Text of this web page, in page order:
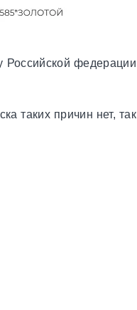
Российской федерации
таких причин нет, так